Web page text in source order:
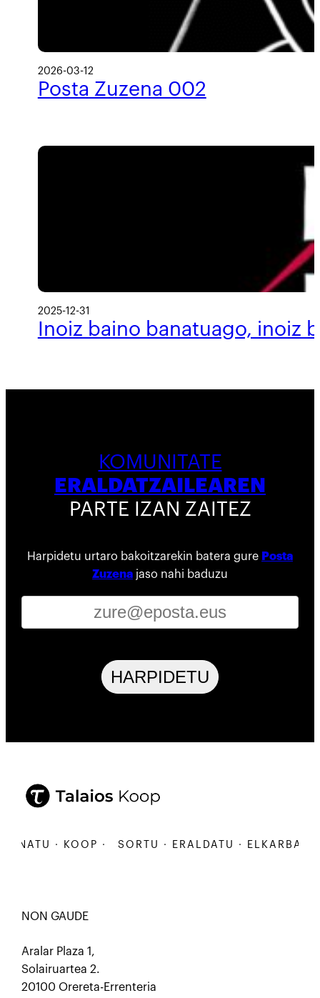
2026-03-12
Posta Zuzena 002
2025-12-31
Inoiz baino banatuago, inoiz
KOMUNITATE
ERALDATZAILEAREN
PARTE IZAN ZAITEZ
Harpidetu urtaro bakoitzarekin batera gure Posta
Zuzena jaso nahi baduzu
HARPIDETU
· KOOP · SORTU · ERALDATU ·
NON GAUDE
Aralar Plaza 1,
Solairuartea 2.
20100 Orereta-Errenteria